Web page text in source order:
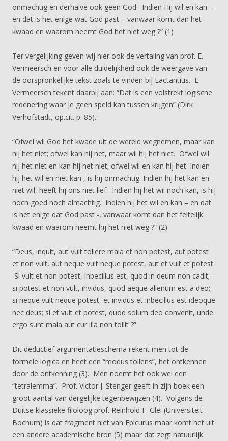
onmachtig en derhalve ook geen God. Indien Hij wil en kan –
en dat is het enige wat God past – vanwaar komt dan het
kwaad en waarom neemt God het niet weg ?” (1)
Ter vergelijking geven wij hier ook de vertaling van prof. E.
Vermeersch en voor alle duidelijkheid ook de weergave van
de oorspronkelijke tekst zoals te vinden bij Lactantius. E.
Vermeersch tekent daarbij aan: “Dat is een volstrekt logische
redenering waar je geen speld kan tussen krijgen” (Dirk
Verhofstadt, op.cit. p. 85).
“Ofwel wil God het kwade uit de wereld wegnemen, maar kan
hij het niet; ofwel kan hij het, maar wil hij het niet. Ofwel wil
hij het niet en kan hij het niet; ofwel wil en kan hij het. Indien
hij het wil en niet kan , is hij onmachtig. Indien hij het kan en
niet wil, heeft hij ons niet lief. Indien hij het wil noch kan, is hij
noch goed noch almachtig. Indien hij het wil en kan – en dat
is het enige dat God past -, vanwaar komt dan het feitelijk
kwaad en waarom neemt hij het niet weg ?” (2)
“Deus, inquit, aut vult tollere mala et non potest, aut potest
et non vult, aut neque vult neque potest, aut et vult et potest.
Si vult et non potest, inbecillus est, quod in deum non cadit;
si potest et non vult, invidus, quod aeque alienum est a deo;
si neque vult neque potest, et invidus et inbecillus est ideoque
nec deus; si et vult et potest, quod solum deo convenit, unde
ergo sunt mala aut cur illa non tollit ?”
Dit deductief argumentatieschema rekent men tot de
formele logica en heet een “modus tollens”, het ontkennen
door de ontkenning (3). Men noemt het ook wel een
“tetralemma”. Prof. Victor J. Stenger geeft in zijn boek een
groot aantal van dergelijke tegenbewijzen (4). Volgens de
Duitse klassieke filoloog prof. Reinhold F. Glei (Universiteit
Bochum) is dat fragment niet van Epicurus maar komt het uit
een andere academische bron (5) maar dat zegt natuurlijk